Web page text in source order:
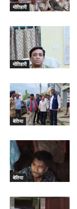
मोतिहारी
मोतिहारी
बेतिया
बेतिया